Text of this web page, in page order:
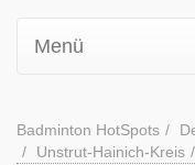
Menü
Badminton HotSpots
Unstrut-Hainich-Kreis